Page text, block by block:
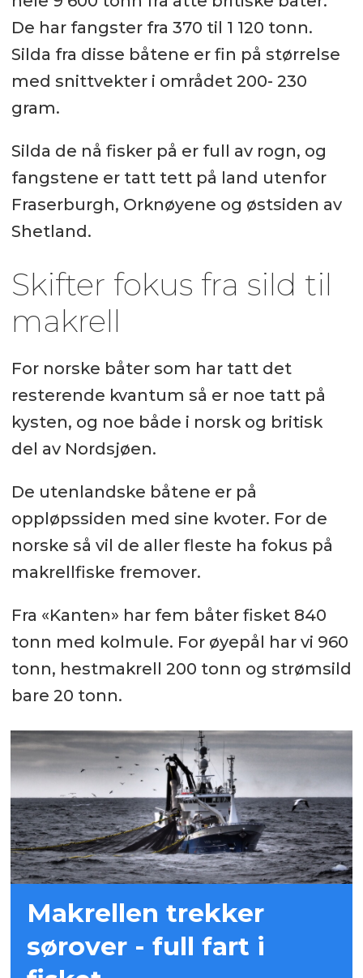
De har fangster fra 370 til 1 120 tonn.
Silda fra disse båtene er fin på størrelse
med snittvekter i området 200- 230
gram.
Silda de nå fisker på er full av rogn, og
fangstene er tatt tett på land utenfor
Fraserburgh, Orknøyene og østsiden av
Shetland.
Skifter fokus fra sild til
makrell
For norske båter som har tatt det
resterende kvantum så er noe tatt på
kysten, og noe både i norsk og britisk
del av Nordsjøen.
De utenlandske båtene er på
oppløpssiden med sine kvoter. For de
norske så vil de aller fleste ha fokus på
makrellfiske fremover.
Fra «Kanten» har fem båter fisket 840
tonn med kolmule. For øyepål har vi 960
tonn, hestmakrell 200 tonn og strømsild
bare 20 tonn.
Makrellen trekker
sørover - full fart i